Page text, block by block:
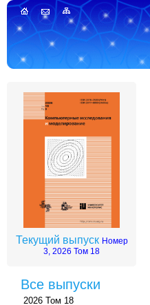
Текущий выпуск Номер
3, 2026 Том 18
Все выпуски
2026 Том 18